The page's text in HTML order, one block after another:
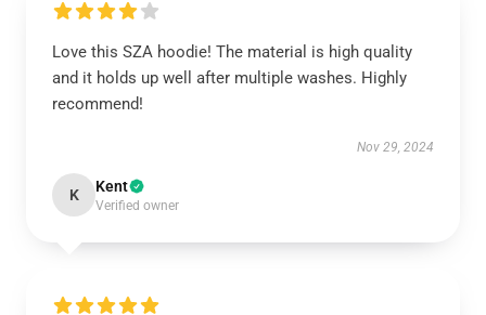
Love this SZA hoodie! The material is high quality
and it holds up well after multiple washes. Highly
recommend!
Nov 29, 2024
K Kent
Verified owner